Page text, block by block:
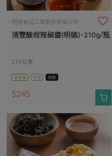
明德食品工業股份有限公司
清豐酸柑辣椒醬(明德)-210g/瓶
210公克
五辛素 常溫 預購
$245